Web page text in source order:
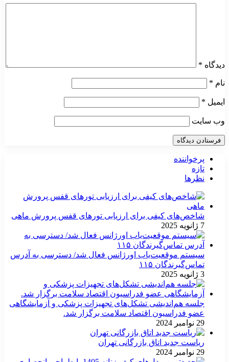
دیدگاه *
نام *
ایمیل *
وب‌ سایت
پرخواننده
تازه
نظرها
شاخص‌های کیفی برای ارزیابی تورهای قفس پرورش ماهی
7 ژانویه 2025
سیستم موقعیت‌یاب اورژانس فعال شد/ دسترسی به آدرس
تماس‌گیرندگان ۱۱۵
3 ژانویه 2025
جلسه هم‌اندیشی تشکل‌های تجهیزات پزشکی و آزمایشگاهی
عضو فدراسیون اقتصاد سلامت برگزار شد.
29 نوامبر 2024
ریاست جدید اتاق بازرگانی تهران
29 نوامبر 2024